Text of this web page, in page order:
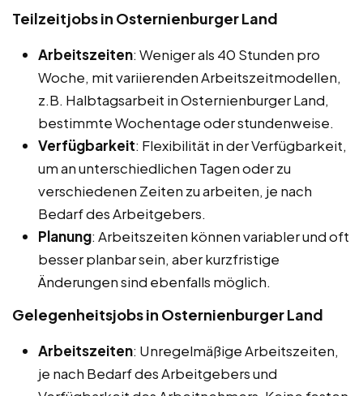
Teilzeitjobs in Osternienburger Land
Arbeitszeiten: Weniger als 40 Stunden pro
Woche, mit variierenden Arbeitszeitmodellen,
z.B. Halbtagsarbeit in Osternienburger Land,
bestimmte Wochentage oder stundenweise.
Verfügbarkeit: Flexibilität in der Verfügbarkeit,
um an unterschiedlichen Tagen oder zu
verschiedenen Zeiten zu arbeiten, je nach
Bedarf des Arbeitgebers.
Planung: Arbeitszeiten können variabler und oft
besser planbar sein, aber kurzfristige
Änderungen sind ebenfalls möglich.
Gelegenheitsjobs in Osternienburger Land
Arbeitszeiten: Unregelmäßige Arbeitszeiten,
je nach Bedarf des Arbeitgebers und